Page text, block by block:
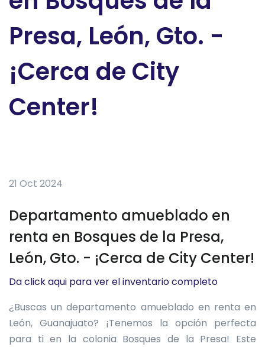
Presa, León, Gto. -
¡Cerca de City
Center!
21 Oct 2024
Departamento amueblado en
renta en Bosques de la Presa,
León, Gto. - ¡Cerca de City Center!
Da click aqui para ver el inventario completo
¿Buscas un departamento amueblado en renta en
León, Guanajuato? ¡Tenemos la opción perfecta
para ti en la colonia Bosques de la Presa! Este